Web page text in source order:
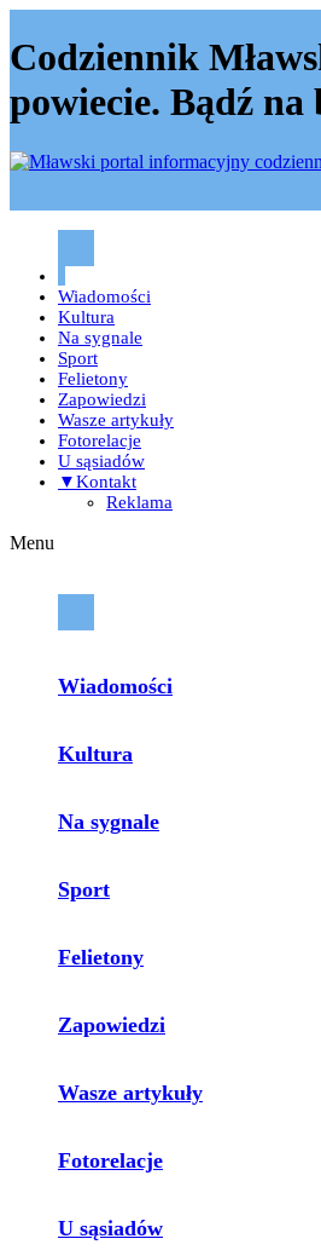
Codziennik
powiecie. Bądź na
Codziennik
Wiadomości
Kultura
Na sygnale
Sport
Felietony
Zapowiedzi
Wasze artykuły
Fotorelacje
U sąsiadów
▼Kontakt
Reklama
Menu
Wiadomości
Kultura
Na sygnale
Sport
Felietony
Zapowiedzi
Wasze artykuły
Fotorelacje
U sąsiadów